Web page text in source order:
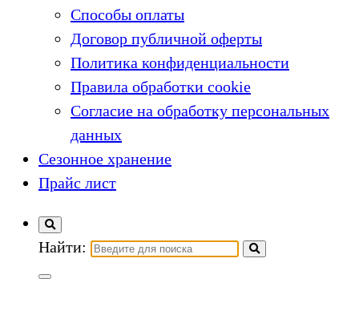
Способы оплаты
Договор публичной оферты
Политика конфиденциальности
Правила обработки cookie
Согласие на обработку персональных
данных
Сезонное хранение
Прайс лист
Найти: